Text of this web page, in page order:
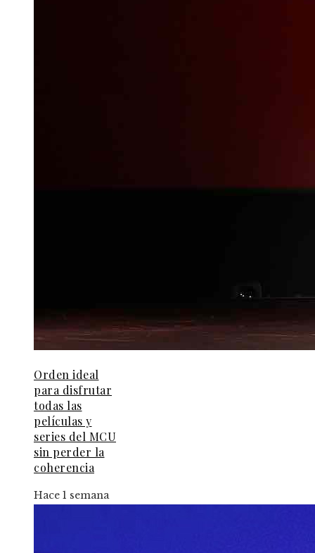
Orden ideal
para disfrutar
todas las
películas y
series del MCU
sin perder la
coherencia
Hace 1 semana